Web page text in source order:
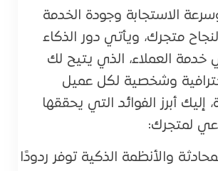
الاستجابة وجودة الخدمة
متجرك، ويأتي دور الذكاء
العملاء، الذي يتيح لك
وشخصية لكل عميل
إليك أبرز الفوائد التي يحققها
لمتجرك:
والأنظمة الذكية توفر ردودًا